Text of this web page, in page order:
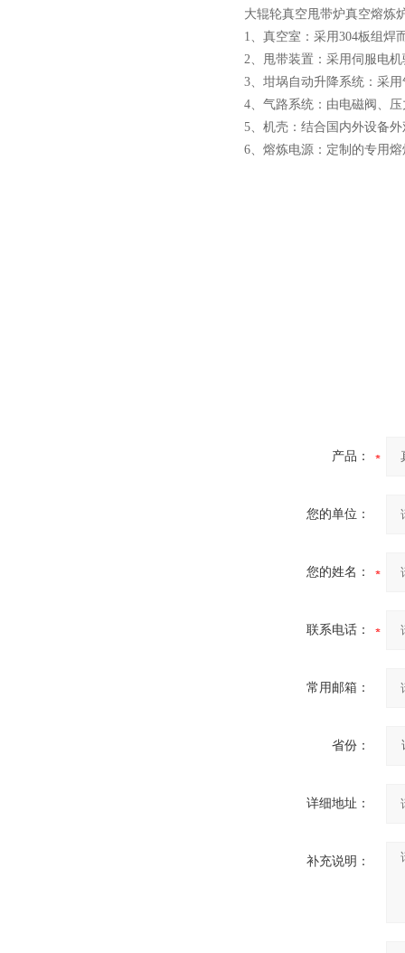
大辊轮真空甩带炉真空熔炼
1、真空室：采用304板组焊
2、甩带装置：采用伺服电
3、坩埚自动升降系统：采
4、气路系统：由电磁阀、
5、机壳：结合国内外设备
6、熔炼电源：定制的专用
产品：
您的单位：
您的姓名：
联系电话：
常用邮箱：
省份：
详细地址：
补充说明：